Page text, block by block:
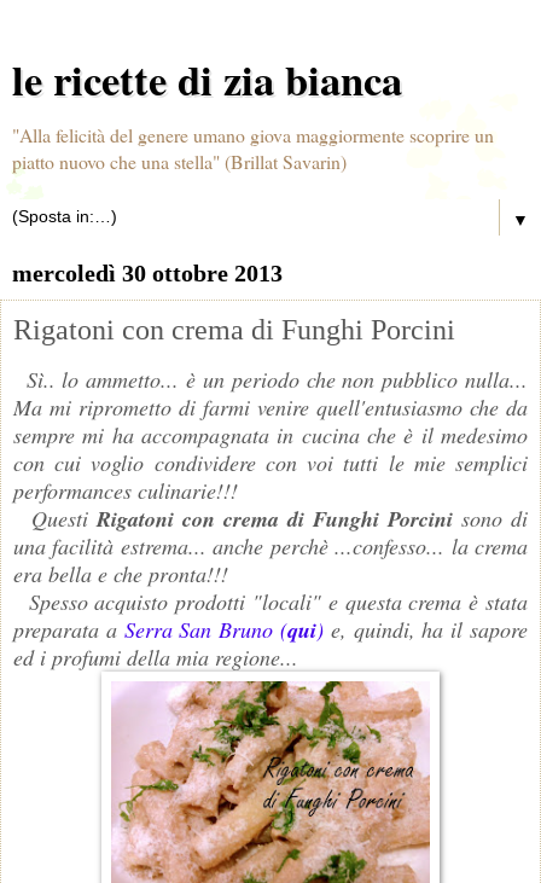
le ricette di zia bianca
"Alla felicità del genere umano giova maggiormente scoprire un
piatto nuovo che una stella" (Brillat Savarin)
▼
mercoledì 30 ottobre 2013
Rigatoni con crema di Funghi Porcini
Sì.. lo ammetto... è un periodo che non pubblico nulla...
Ma mi riprometto di farmi venire quell'entusiasmo che da
sempre mi ha accompagnata in cucina che è il medesimo
con cui voglio condividere con voi tutti le mie semplici
performances culinarie!!!
QuestiRigatoni con crema di Funghi Porcini sono di
una facilità estrema... anche perchè ...confesso... la crema
era bella e che pronta!!!
Spesso acquisto prodotti "locali" e questa crema è stata
preparata a Serra San Bruno (qui) e, quindi, ha il sapore
ed i profumi della mia regione...